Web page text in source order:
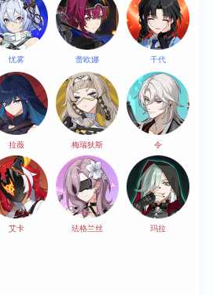
忧雾 蕾欧娜 千代
拉薇 梅瑞狄斯 令
艾卡 珐格兰丝 玛拉